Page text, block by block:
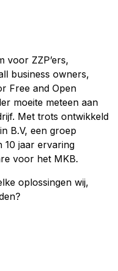
voor ZZP’ers,
business owners,
Free and Open
moeite meteen aan
Met trots ontwikkeld
B.V, een groep
10 jaar ervaring
voor het MKB.
oplossingen wij,